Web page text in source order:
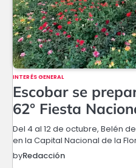
INTERÉS GENERAL
Escobar se
62° Fiesta
Del 4 al 12 de octubre, Belén
en la Capital Nacional de la
byRedacción